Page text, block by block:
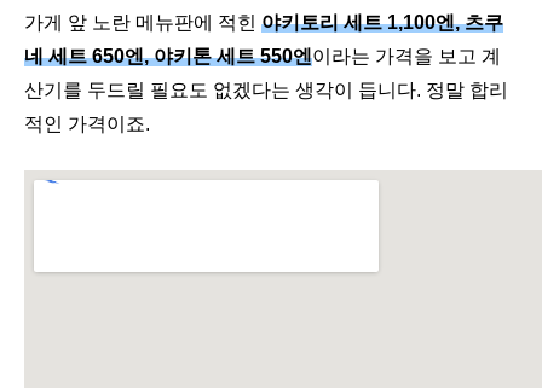
가게 앞 노란 메뉴판에 적힌 야키토리 세트 1,100엔, 츠쿠
네 세트 650엔, 야키톤 세트 550엔이라는 가격을 보고 계
산기를 두드릴 필요도 없겠다는 생각이 듭니다. 정말 합리
적인 가격이죠.